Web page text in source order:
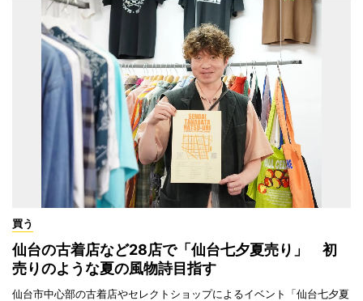
買う
仙台の古着店など28店で「仙台七夕夏売り」 初
売りのような夏の風物詩目指す
仙台市中心部の古着店やセレクトショップによるイベント「仙台七夕夏